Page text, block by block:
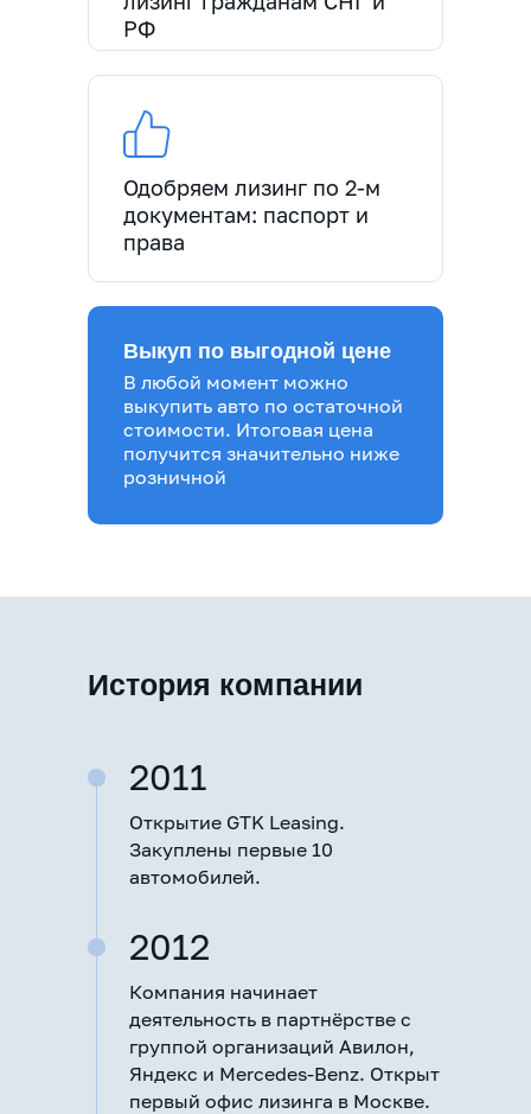
РФ
Одобряем лизинг по 2-м
документам: паспорт и
права
В любой момент можно
выкупить авто по остаточной
стоимости. Итоговая цена
получится значительно ниже
розничной
Выкуп по выгодной цене
История компании
2011
Открытие GTK Leasing.
Закуплены первые 10
автомобилей.
2012
Компания начинает
деятельность в партнёрстве с
группой организаций Авилон,
Яндекс и Mercedes-Benz. Открыт
первый офис лизинга в Москве.